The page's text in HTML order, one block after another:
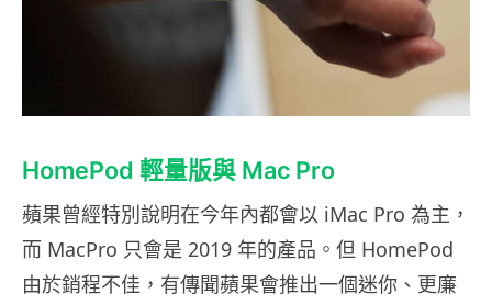
HomePod 輕量版與 Mac Pro
蘋果曾經特別說明在今年內都會以 iMac Pro 為主，
而 MacPro 只會是 2019 年的產品。但 HomePod
由於銷程不佳，有傳聞蘋果會推出一個迷你、更廉